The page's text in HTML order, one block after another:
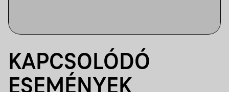
KAPCSOLÓDÓ